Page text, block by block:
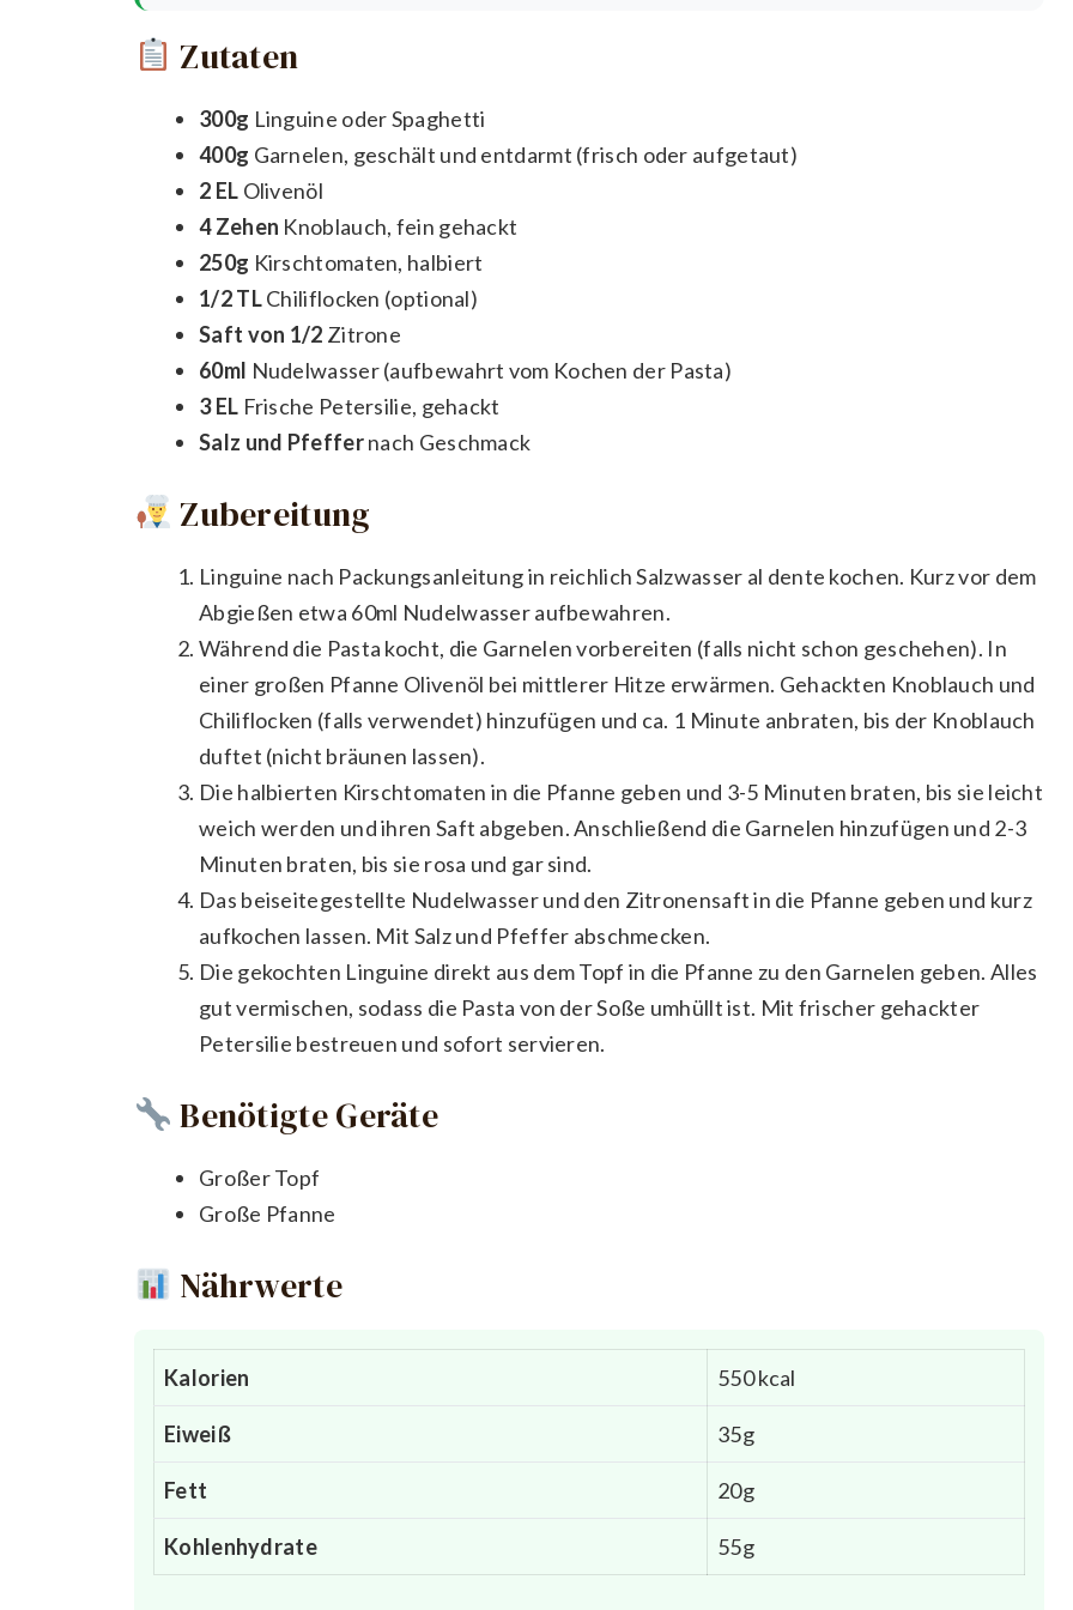
Zutaten
300g Linguine oder Spaghetti
400g Garnelen, geschält und entdarmt (frisch oder aufgetaut)
2 EL Olivenöl
4 Zehen Knoblauch, fein gehackt
250g Kirschtomaten, halbiert
1/2 TLChiliflocken (optional)
Saft von 1/2 Zitrone
60ml Nudelwasser (aufbewahrt vom Kochen der Pasta)
3 EL Frische Petersilie, gehackt
Salz und Pfeffernach Geschmack
Zubereitung
Linguine nach Packungsanleitung in reichlich Salzwasser al dente kochen. Kurz vor dem
Abgießen etwa 60ml Nudelwasser aufbewahren.
Während die Pasta kocht, die Garnelen vorbereiten (falls nicht schon geschehen). In
einer großen Pfanne Olivenöl bei mittlerer Hitze erwärmen. Gehackten Knoblauch und
Chiliflocken (falls verwendet) hinzufügen und ca. 1 Minute anbraten, bis der Knoblauch
duftet (nicht bräunen lassen).
Die halbierten Kirschtomaten in die Pfanne geben und 3-5 Minuten braten, bis sie leicht
weich werden und ihren Saft abgeben. Anschließend die Garnelen hinzufügen und 2-3
Minuten braten, bis sie rosa und gar sind.
Das beiseitegestellte Nudelwasser und den Zitronensaft in die Pfanne geben und kurz
aufkochen lassen. Mit Salz und Pfeffer abschmecken.
Die gekochten Linguine direkt aus dem Topf in die Pfanne zu den Garnelen geben. Alles
gut vermischen, sodass die Pasta von der Soße umhüllt ist. Mit frischer gehackter
Petersilie bestreuen und sofort servieren.
Benötigte Geräte
Großer Topf
Große Pfanne
Nährwerte
Kalorien 550 kcal
Eiweiß 35g
Fett 20g
Kohlenhydrate 55g